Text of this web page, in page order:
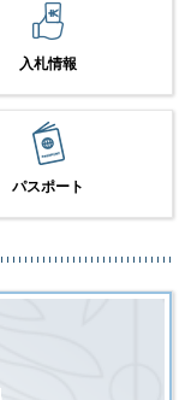
入札情報
パスポート